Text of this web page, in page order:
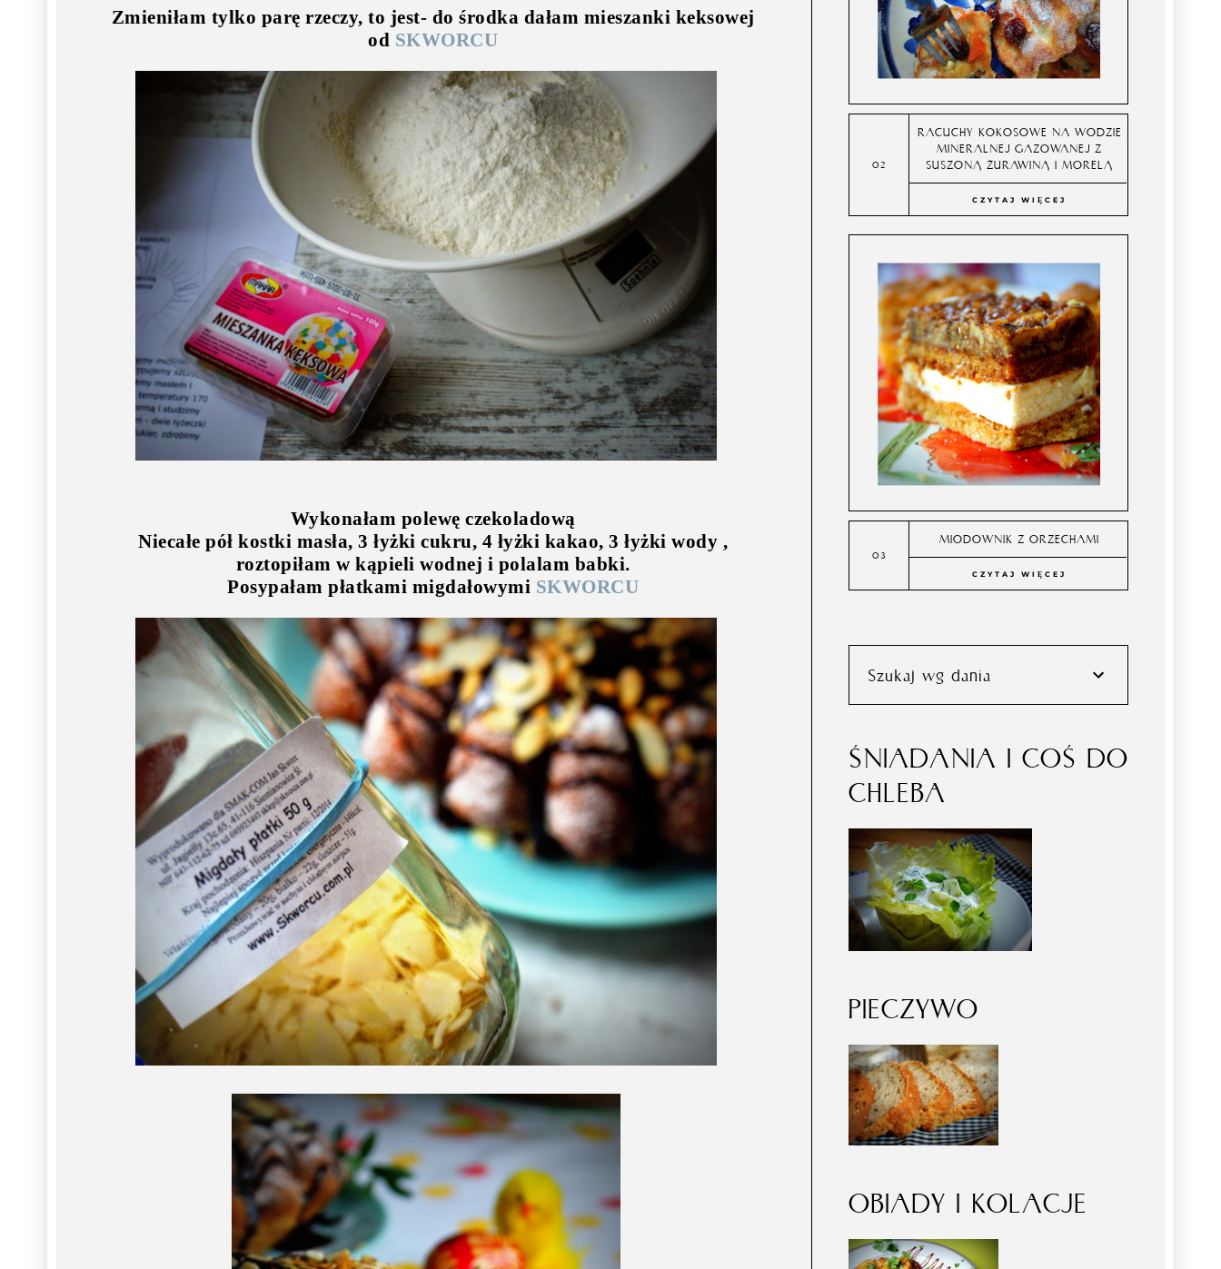
Zmieniłam tylko parę rzeczy, to jest- do środka dałam mieszanki keksowej
od SKWORCU
Wykonałam polewę czekoladową
Niecałe pół kostki masła, 3 łyżki cukru, 4 łyżki kakao, 3 łyżki wody ,
roztopiłam w kąpieli wodnej i polalam babki.
Posypałam płatkami migdałowymi SKWORCU
RACUCHY KOKOSOWE NA WODZIE
MINERALNEJ GAZOWANEJ Z
SUSZONĄ ŻURAWINĄ I MORELĄ
CZYTAJ WIĘCEJ
MIODOWNIK Z ORZECHAMI
CZYTAJ WIĘCEJ
Szukaj wg dania
ŚNIADANIA I COŚ DO
CHLEBA
PIECZYWO
OBIADY I KOLACJE